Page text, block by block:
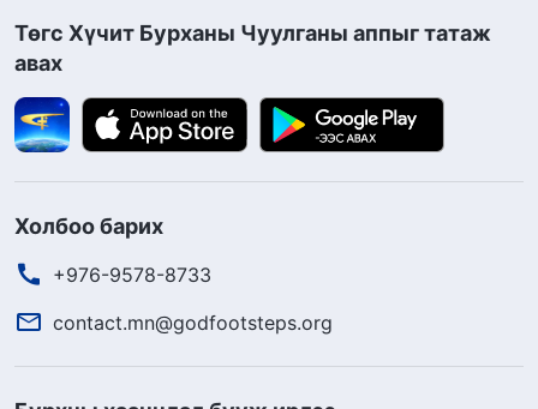
Төгс Хүчит Бурханы Чуулганы аппыг татаж
авах
Холбоо барих
+976-9578-8733
contact.mn@godfootsteps.org